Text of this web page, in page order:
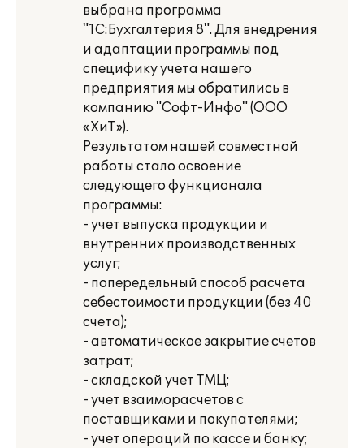
выбрана программа
"1С:Бухгалтерия 8". Для внедрения
и адаптации программы под
специфику учета нашего
предприятия мы обратились в
компанию "Софт-Инфо" (ООО
«ХиТ»).
Результатом нашей совместной
работы стало освоение
следующего функционала
программы:
- учет выпуска продукции и
внутренних производственных
услуг;
- попередельный способ расчета
себестоимости продукции (без 40
счета);
- автоматическое закрытие счетов
затрат;
- складской учет ТМЦ;
- учет взаиморасчетов с
поставщиками и покупателями;
- учет операций по кассе и банку;